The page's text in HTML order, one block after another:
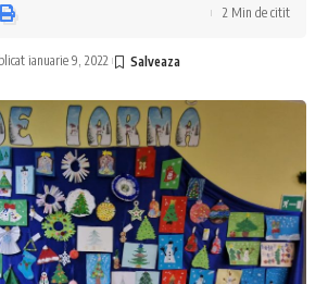
ianuarie 9, 2022
2 Min de citit